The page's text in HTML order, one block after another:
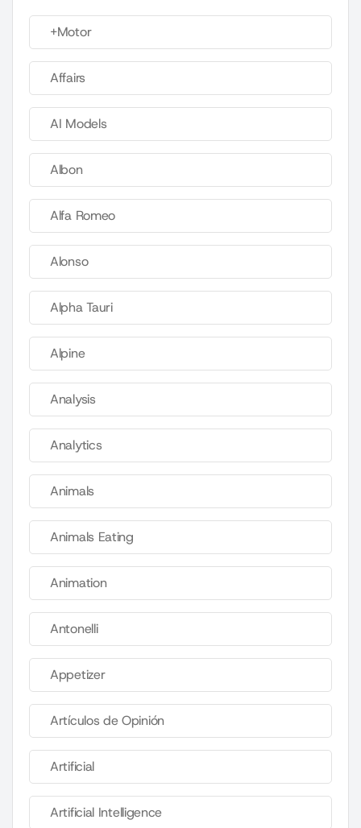
+Motor
Affairs
AI Models
Albon
Alfa Romeo
Alonso
Alpha Tauri
Alpine
Analysis
Analytics
Animals
Animals Eating
Animation
Antonelli
Appetizer
Artículos de Opinión
Artificial
Artificial Intelligence